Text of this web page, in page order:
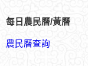
每日農民曆/黃曆
農民曆查詢